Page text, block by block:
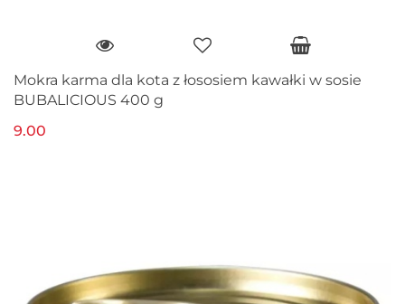
Mokra karma dla kota z łososiem kawałki w sosie
BUBALICIOUS 400 g
9.00